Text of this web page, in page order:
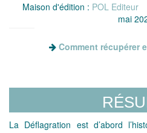
Maison d'édition : POL Editeur
mai
Comment récupérer
La Déflagration est d’abord